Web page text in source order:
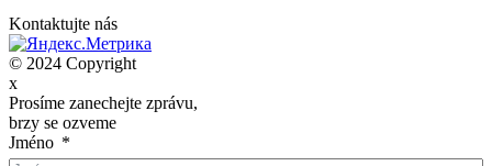
Kontaktujte nás
© 2024 Copyright
x
Prosíme zanechejte zprávu,
brzy se ozveme
Jméno